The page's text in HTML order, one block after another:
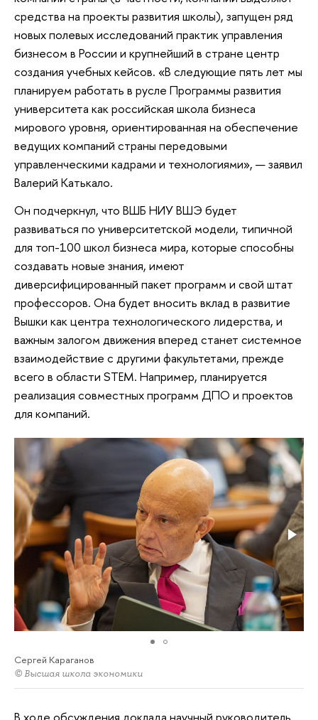
средства на проекты развития школы), запущен ряд
новых полевых исследований практик управления
бизнесом в России и крупнейший в стране центр
создания учебных кейсов. «В следующие пять лет мы
планируем работать в русле Программы развития
университета как российская школа бизнеса
мирового уровня, ориентированная на обеспечение
ведущих компаний страны передовыми
управленческими кадрами и технологиями», — заявил
Валерий Катькало.
Он подчеркнул, что ВШБ НИУ ВШЭ будет
развиваться по университетской модели, типичной
для топ-100 школ бизнеса мира, которые способны
создавать новые знания, имеют
диверсифицированный пакет программ и свой штат
профессоров. Она будет вносить вклад в развитие
Вышки как центра технологического лидерства, и
важным залогом движения вперед станет системное
взаимодействие с другими факультетами, прежде
всего в области STEM. Например, планируется
реализация совместных программ ДПО и проектов
для компаний.
Сергей Караганов
© Высшая школа экономики